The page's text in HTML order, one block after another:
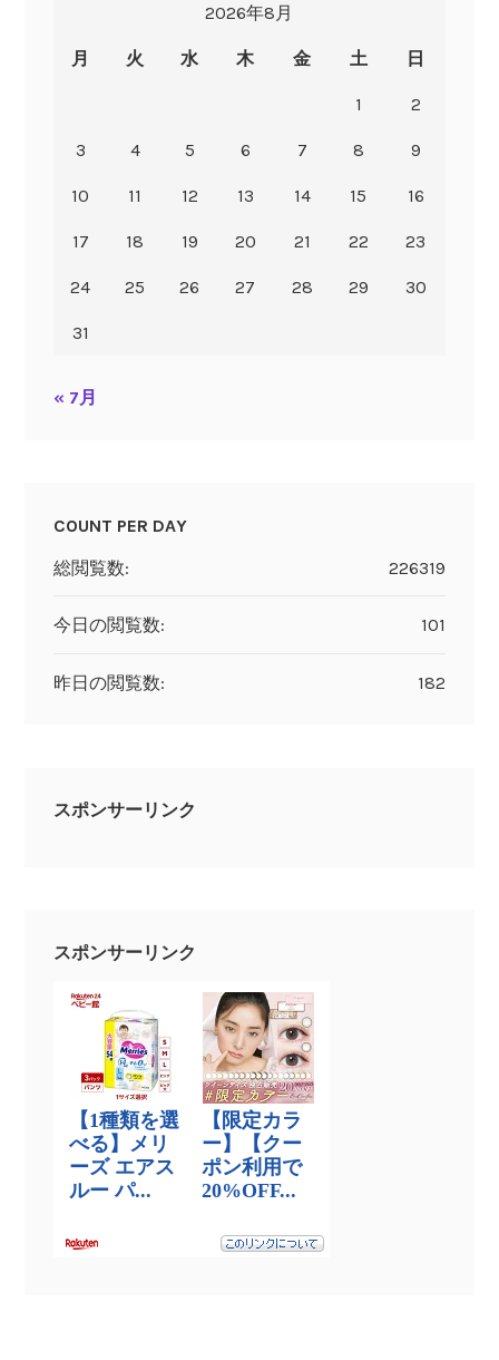
2026年8月
月 火 水 木 金 土 日
1 2
3 4 5 6 7 8 9
10 11 12 13 14 15 16
17 18 19 20 21 22 23
24 25 26 27 28 29 30
31
« 7月
COUNT PER DAY
226319
総閲覧数:
101
今日の閲覧数:
182
昨日の閲覧数:
スポンサーリンク
スポンサーリンク